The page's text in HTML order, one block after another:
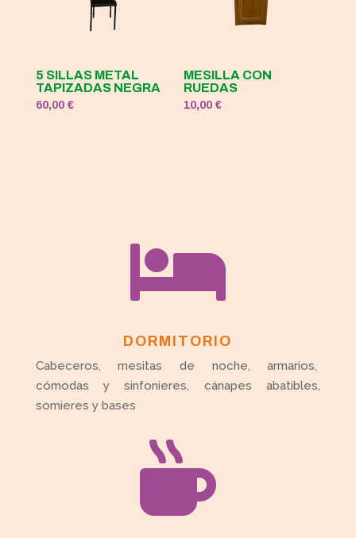
5 SILLAS METAL
TAPIZADAS NEGRA
60,00 €
MESILLA CON
RUEDAS
10,00€

DORMITORIO
Cabeceros, mesitas de noche, armarios,
cómodas y sinfonieres, cánapes abatibles,
somieres y bases
